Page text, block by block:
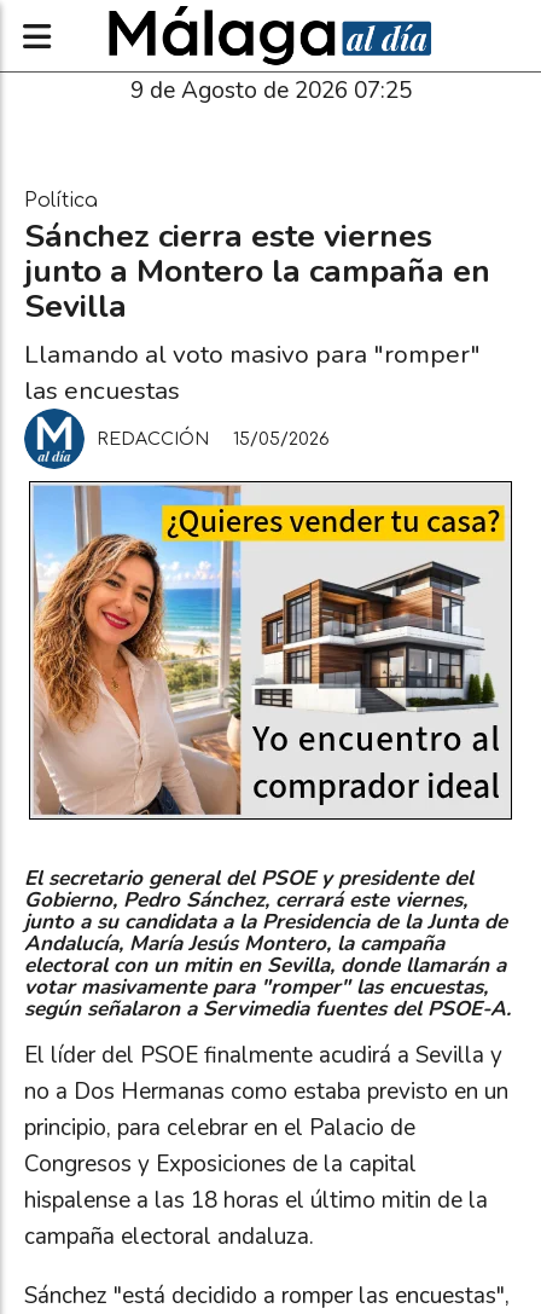
9 de Agosto de 2026 07:25
Sánchez cierra este viernes
junto a Montero la campaña en
Sevilla
Llamando al voto masivo para "romper"
las encuestas
Política
15/05/2026
REDACCIÓN
El secretario general del PSOE y presidente del
Gobierno, Pedro Sánchez, cerrará este viernes,
junto a su candidata a la Presidencia de la Junta de
Andalucía, María Jesús Montero, la campaña
electoral con un mitin en Sevilla, donde llamarán a
votar masivamente para "romper" las encuestas,
según señalaron a Servimedia fuentes del PSOE-A.
El líder del PSOE finalmente acudirá a Sevilla y
no a Dos Hermanas como estaba previsto en un
principio, para celebrar en el Palacio de
Congresos y Exposiciones de la capital
hispalense a las 18 horas el último mitin de la
campaña electoral andaluza.
Sánchez "está decidido a romper las encuestas",